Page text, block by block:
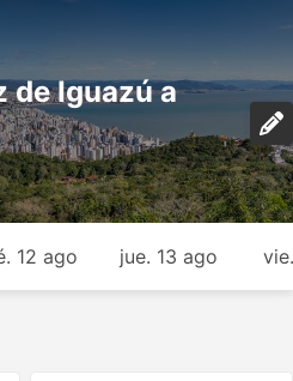
de Iguazú a
12 ago jue. 13 ago